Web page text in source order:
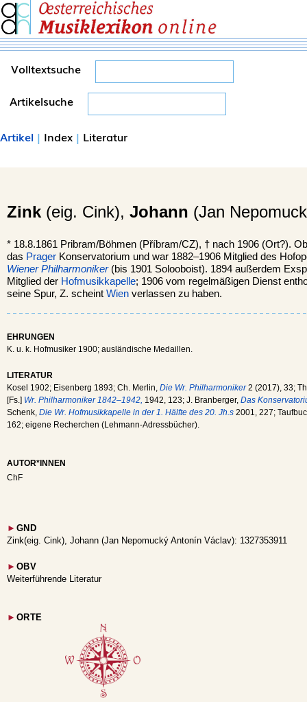
Volltextsuche
Artikelsuche
Artikel | Index | Literatur
Zink (eig. Cink), Johann (Jan
* 18.8.1861 Pribram/Böhmen (Příbram/CZ), † nach 1906 (Ort?).
das Prager Konservatorium und war 1882–1906 Mitglied des
Wiener Philharmoniker(bis 1901 Solooboist). 1894 außerdem
Mitglied der Hofmusikkapelle; 1906 vom regelmäßigen Dienst
seine Spur, Z. scheint Wien verlassen zu haben.
EHRUNGEN
K. u. k. Hofmusiker 1900; ausländische Medaillen.
LITERATUR
Kosel 1902; Eisenberg 1893; Ch. Merlin, Die Wr. Philharmoniker2 (2017), 33;
[Fs.] Wr. Philharmoniker 1842–1942, 1942, 123; J. Branberger, Das
Schenk, Die Wr. Hofmusikkapelle in der 1. Hälfte des 20. Jh.s 2001, 227;
162; eigene Recherchen (Lehmann-Adressbücher).
AUTOR*INNEN
ChF
► GND
Zink(eig. Cink), Johann (Jan Nepomucký Antonín Václav): 1327353911
► OBV
Weiterführende Literatur
► ORTE